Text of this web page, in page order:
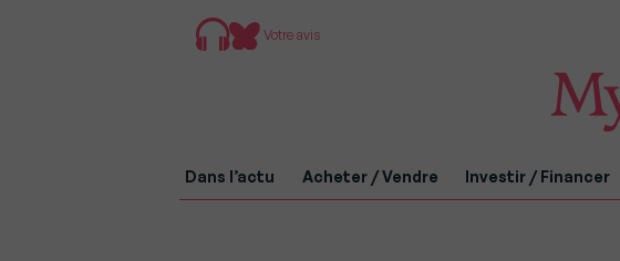
Votre avis
Dans l’actu Acheter / Vendre Investir / Financer